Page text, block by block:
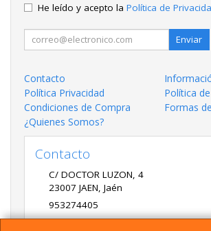
He leído y acepto la Política de
Enviar
Contacto
Política Privacidad
Política
Condiciones de Compra
Formas
¿Quienes Somos?
Contacto
C/ DOCTOR LUZON, 4
23007 JAEN, Jaén
953274405
LADME@LADME.COM